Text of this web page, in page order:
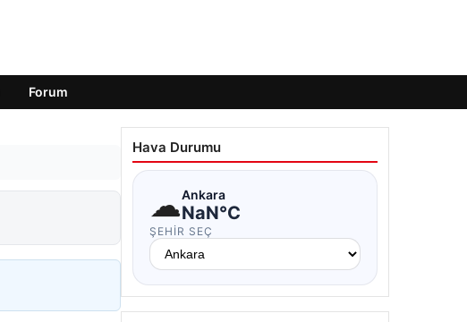
Forum
Hava Durumu
☁Ankara
NaN°C
ŞEHIR SEÇ